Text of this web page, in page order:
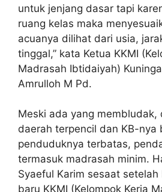
untuk jenjang dasar tapi
ruang kelas maka
acuanya dilihat dari usia,
tinggal,” kata Ketua KKMI
Madrasah Ibtidaiyah)
Amrulloh M Pd.
Meski ada yang membludak,
daerah terpencil dan KB-nya
penduduknya terbatas,
termasuk madrasah minim.
Syaeful Karim sesaat setelah
baru KKMI (Kelompok Kerja